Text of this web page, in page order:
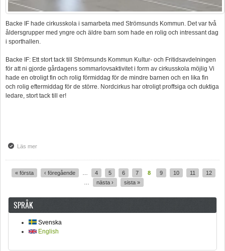
Backe IF hade cirkusskola i samarbeta med Strömsunds Kommun. Det var två
åldersgrupper med yngre och äldre barn som hade en rolig och intressant dag
i sporthallen.
Backe IF: Ett stort tack till Strömsunds Kommun Kultur- och Fritidsavdelningen
för att ni gjorde gårdagens sommarlovsaktivitet i form av cirkusskola möjlig Vi
hade en otroligt fin och rolig förmiddag för de mindre barnen och en lika fin
och rolig eftermiddag för de större. Nordcirkus har otroligt proffsiga och duktiga
ledare, stort tack till er!
Läs merom Cirkusskola med nordcirkus
« första ‹ föregående 4 5 6 7 8 9 10 11
12
nästa › sista »
SPRÅK
Svenska
English